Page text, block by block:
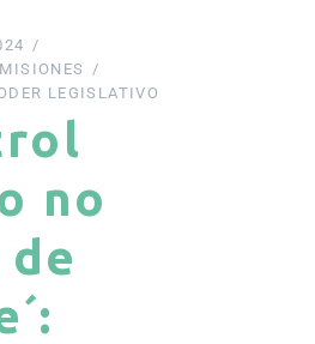
LEGISLATIVO
no
de